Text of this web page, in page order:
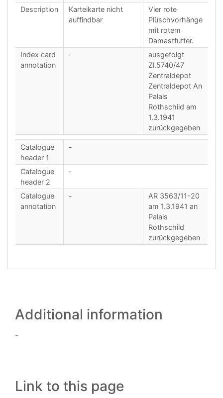
Description
Karteikarte nicht
auffindbar
Vier rote
Plüschvorhänge
mit rotem
Damastfutter.
Index card
annotation
-
ausgefolgt
Zl.5740/47
Zentraldepot
Zentraldepot An
Palais
Rothschild am
1.3.1941
zurückgegeben
Catalogue
header 1
-
Catalogue
header 2
-
Catalogue
annotation
-
AR 3563/11-20
am 1.3.1941 an
Palais
Rothschild
zurückgegeben
Additional information
-
Link to this page